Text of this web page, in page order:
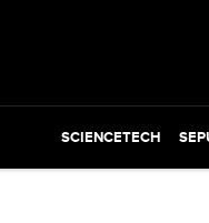
SCIENCETECH